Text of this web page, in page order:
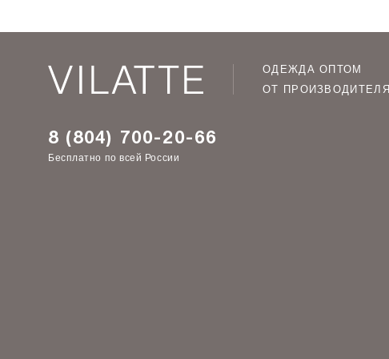
ОДЕЖДА ОПТОМ
ОТ ПРОИЗВОДИТЕЛЯ
8 (804) 700-20-66
Бесплатно по всей России